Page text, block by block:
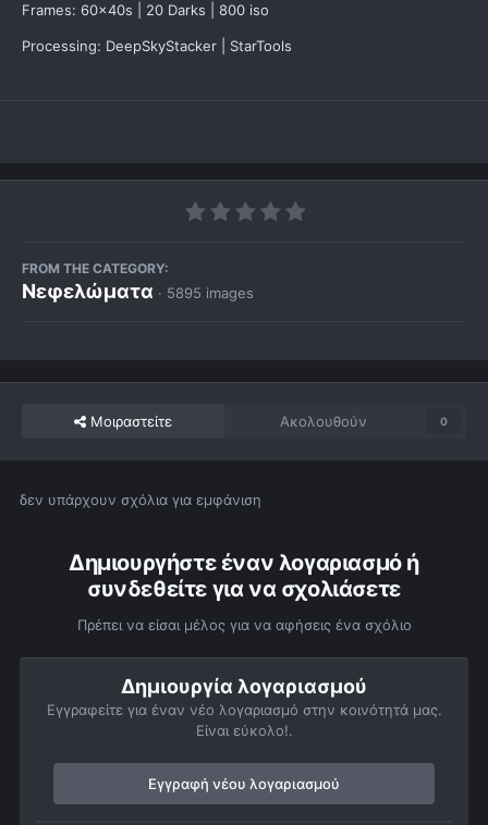
Frames: 60x40s | 20 Darks | 800 iso
Processing: DeepSkyStacker | StarTools
FROM THE CATEGORY:
Νεφελώματα · 5895 images
Μοιραστείτε Ακολουθούν 0
δεν υπάρχουν σχόλια για εμφάνιση
Δημιουργήστε έναν λογαριασμό ή
συνδεθείτε για να σχολιάσετε
Πρέπει να είσαι μέλος για να αφήσεις ένα σχόλιο
Δημιουργία λογαριασμού
Εγγραφείτε για έναν νέο λογαριασμό στην κοινότητά μας.
Είναι εύκολο!.
Εγγραφή νέου λογαριασμού